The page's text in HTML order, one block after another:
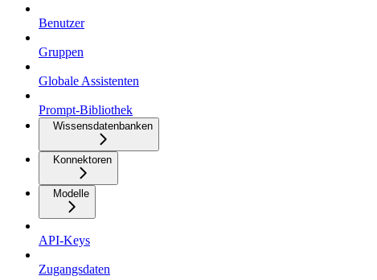
Benutzer
Gruppen
Globale Assistenten
Prompt-Bibliothek
Wissensdatenbanken
Konnektoren
Modelle
API-Keys
Zugangsdaten